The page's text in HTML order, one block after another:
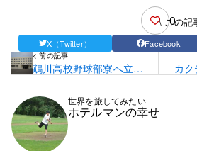
0
\ この記
X（Twitter） Facebook
< 前の記事
鵡川高校野球部寮へ立ち
カ
世界を旅してみたい
ホテルマンの幸せ